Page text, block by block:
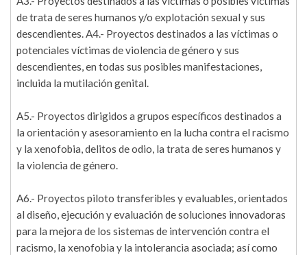
de trata de seres humanos y/o explotación sexual y sus
descendientes. A4.- Proyectos destinados a las víctimas o
potenciales víctimas de violencia de género y sus
descendientes, en todas sus posibles manifestaciones,
incluida la mutilación genital.
A5.- Proyectos dirigidos a grupos específicos destinados a
la orientación y asesoramiento en la lucha contra el racismo
y la xenofobia, delitos de odio, la trata de seres humanos y
la violencia de género.
A6.- Proyectos piloto transferibles y evaluables, orientados
al diseño, ejecución y evaluación de soluciones innovadoras
para la mejora de los sistemas de intervención contra el
racismo, la xenofobia y la intolerancia asociada; así como